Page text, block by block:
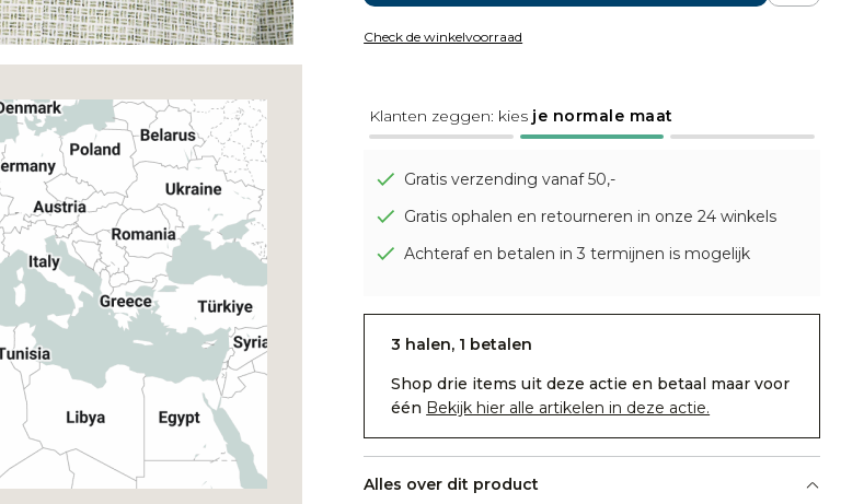
Check de winkelvoorraad
Klanten zeggen: kies je normale maat
Gratis verzending vanaf 50,-
Gratis ophalen en retourneren in onze 24 winkels
Achteraf en betalen in 3 termijnen is mogelijk
3 halen, 1 betalen
Shop drie items uit deze actie en betaal maar voor
één Bekijk hier alle artikelen in deze actie.
Alles over dit product